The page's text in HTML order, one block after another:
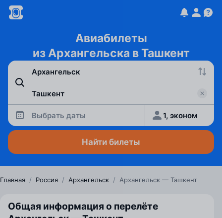
Авиабилеты
из Архангельска в Ташкент
Выбрать даты 1, эконом
Найти билеты
Главная / Россия / Архангельск / Архангельск — Ташкент
Общая информация о перелёте